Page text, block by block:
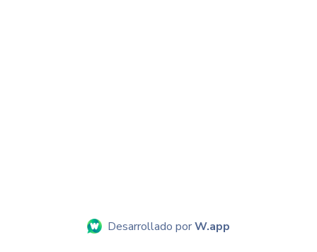
Desarrollado porW.app